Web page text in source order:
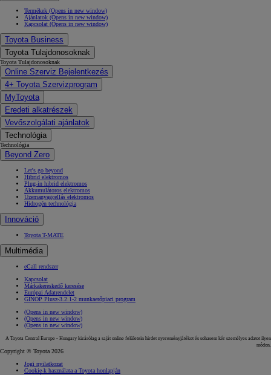
Termékek (Opens in new window)
Ajánlatok (Opens in new window)
Kapcsolat (Opens in new window)
Toyota Business
Toyota Tulajdonosoknak
Toyota Tulajdonosoknak
Online Szerviz Bejelentkezés
4+ Toyota Szervizprogram
MyToyota
Eredeti alkatrészek
Vevőszolgálati ajánlatok
Technológia
Technológia
Beyond Zero
Let's go beyond
Hibrid elektromos
Plug-in hibrid elektromos
Akkumulátoros elektromos
Üzemanyagcellás elektromos
Hidrogén technológia
Innováció
Toyota T-MATE
Multimédia
eCall rendszer
Kapcsolat
Márkakereskedő keresése
Európai Adatrendelet
GINOP Plusz-3.2.1-2 munkaerőpiaci program
(Opens in new window)
(Opens in new window)
(Opens in new window)
A Toyota Central Europe - Hungary kizárólag a saját online felületein hirdet nyereményjátékot és sohasem kér személyes adatot ilyen
módon.
Copyright © Toyota 2026
Jogi nyilatkozat
Cookie-k használata a Toyota honlapján